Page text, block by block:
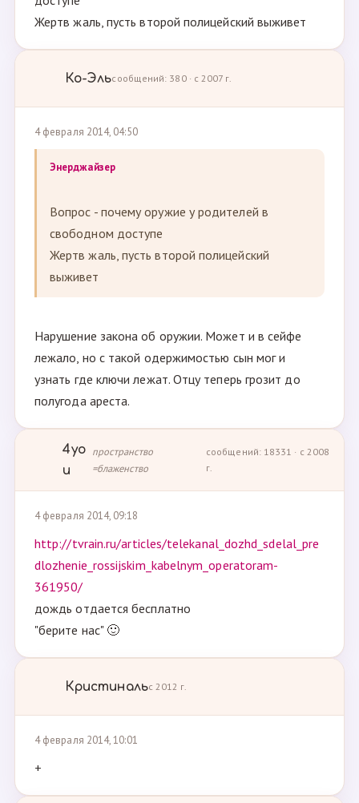
Жертв жаль, пусть второй полицейский выживет
Ко-Эльсообщений: 380 · с 2007 г.
4 февраля 2014, 04:50
Энерджайзер
Вопрос - почему оружие у родителей в
свободном доступе
Жертв жаль, пусть второй полицейский
выживет
Нарушение закона об оружии. Может и в сейфе
лежало, но с такой одержимостью сын мог и
узнать где ключи лежат. Отцу теперь грозит до
полугода ареста.
4yo
u
пространство
=блаженство
сообщений: 18331 · с 2008
г.
4 февраля 2014, 09:18
http://tvrain.ru/articles/telekanal_dozhd_sdelal_pre
dlozhenie_rossijskim_kabelnym_operatoram-
361950/
дождь отдается бесплатно
"берите нас" 🙂
Кристинальс 2012 г.
4 февраля 2014, 10:01
+